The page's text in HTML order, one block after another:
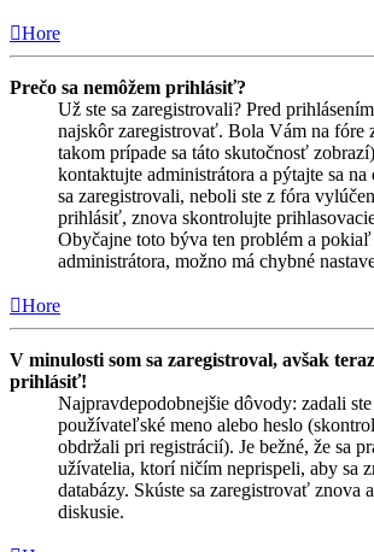
Hore
Prečo sa nemôžem prihlásiť?
Už ste sa zaregistrovali? Pred
najskôr zaregistrovať. Bola Vám na fóre
takom prípade sa táto skutočnosť
kontaktujte administrátora a pýtajte sa
sa zaregistrovali, neboli ste z fóra
prihlásiť, znova skontrolujte
Obyčajne toto býva ten problém a
administrátora, možno má chybné
Hore
V minulosti som sa zaregistroval, avšak
prihlásiť!
Najpravdepodobnejšie dôvody: zadali
používateľské meno alebo heslo
obdržali pri registrácií). Je bežné, že sa
užívatelia, ktorí ničím neprispeli, aby sa
databázy. Skúste sa zaregistrovať znova
diskusie.